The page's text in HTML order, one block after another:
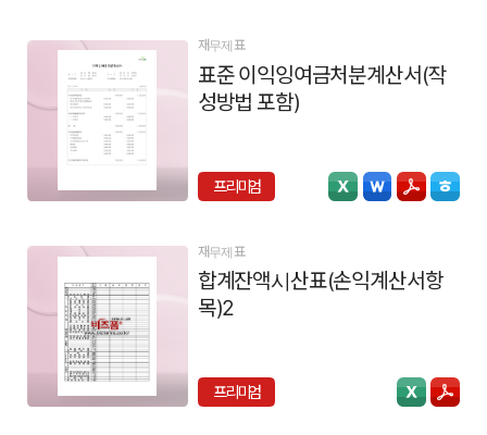
재무제표
표준 이익잉여금처분계산서(작
성방법 포함)
프리미엄
재무제표
합계잔액시산표(손익계산서항
목)2
프리미엄